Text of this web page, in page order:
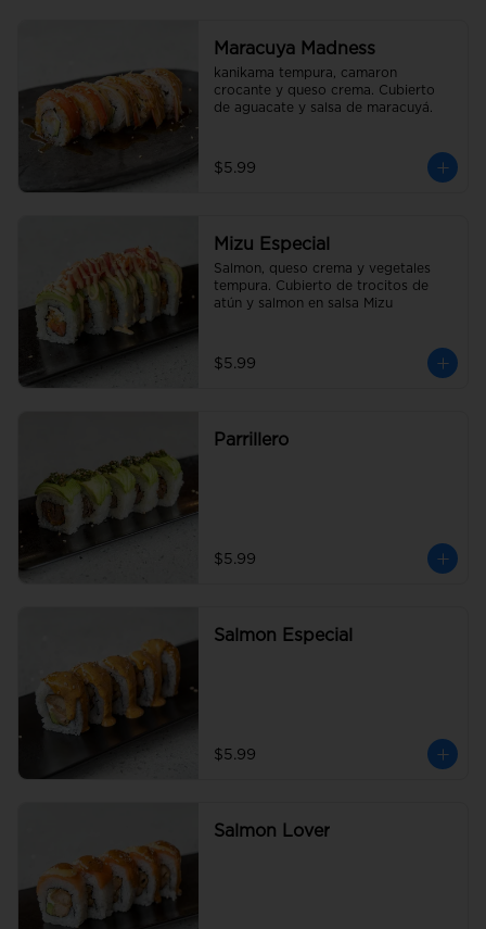
Maracuya Madness
kanikama tempura, camaron
crocante y queso crema. Cubierto
de aguacate y salsa de maracuyá.
$5.99
Mizu Especial
Salmon, queso crema y vegetales
tempura. Cubierto de trocitos de
atún y salmon en salsa Mizu
$5.99
Parrillero
$5.99
Salmon Especial
$5.99
Salmon Lover